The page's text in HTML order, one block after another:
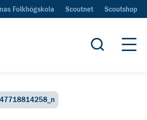
Folkhögskola Scoutnet Scoutshop
Öppna